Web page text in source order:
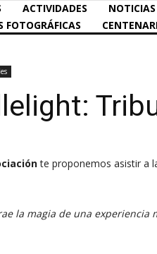
ACTIVIDADES
FOTOGRÁFICAS
te proponemos asistir a
la magia de una experiencia